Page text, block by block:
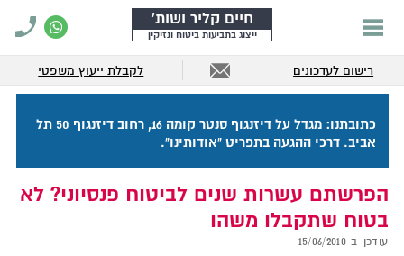
חיים קליר ושות'
ייצוג בתביעות ביטוח ונזיקין
רישום לעדכונים לקבלת ייעוץ משפטי
כתובתנו: מגדל על דיזנגוף סנטר קומה 16, רחוב דיזנגוף 50 תל
אביב. דרכי ההגעה בתפריט "אודותינו".
הפרשתם עשרות שנים לביטוח פנסיוני? לא
בטוח שתקבלו משהו
עודכן ב-15/06/2010